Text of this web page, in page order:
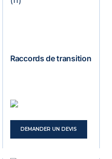
Raccords de transition
DEMANDER UN DEVIS